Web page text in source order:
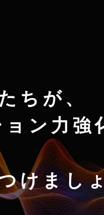
ちが、
ン力強
けまし